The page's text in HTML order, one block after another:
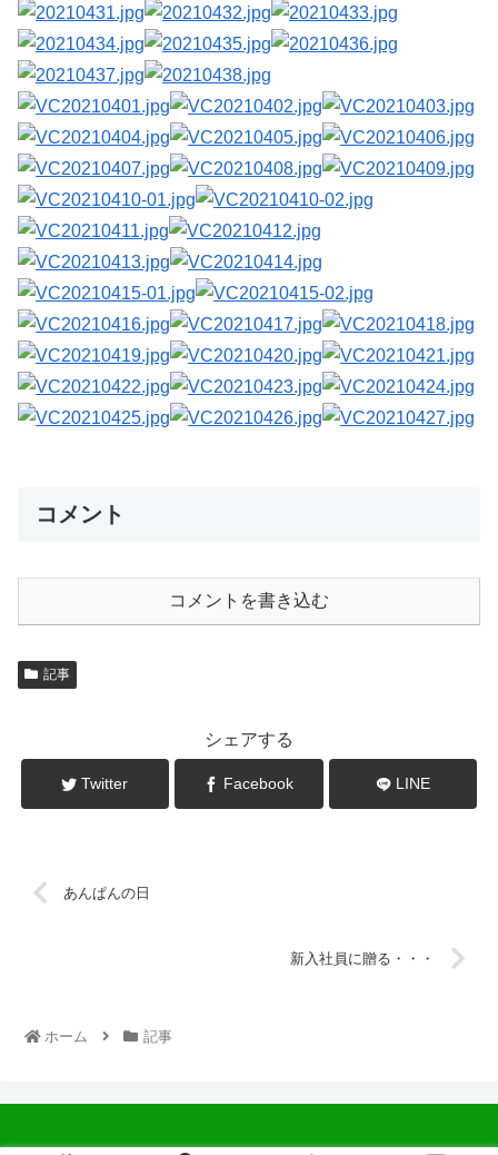
コメント
コメントを書き込む
記事
シェアする
Twitter Facebook LINE
あんぱんの日
新入社員に贈る・・・
ホーム 記事